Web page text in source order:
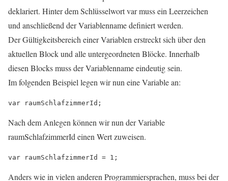
deklariert. Hinter dem Schlüsselwort var muss ein Leerzeichen
und anschließend der Variablenname definiert werden.
Der Gültigkeitsbereich einer Variablen erstreckt sich über den
aktuellen Block und alle untergeordneten Blöcke. Innerhalb
diesen Blocks muss der Variablenname eindeutig sein.
Im folgenden Beispiel legen wir nun eine Variable an:
Nach dem Anlegen können wir nun der Variable
raumSchlafzimmerId einen Wert zuweisen.
Anders wie in vielen anderen Programmiersprachen, muss bei der